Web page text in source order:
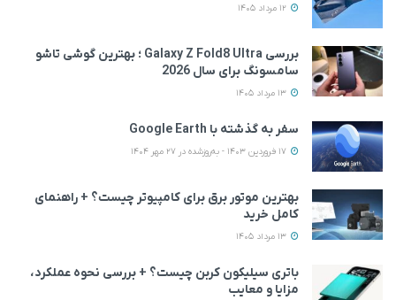
بررسی Galaxy Z Fold8 Ultra ؛ بهترین گوشی تاشو
سامسونگ برای سال 2026
سفر به گذشته با Google Earth
بهترین موتور برق برای کامپیوتر چیست؟ + راهنمای
کامل خرید
باتری سیلیکون کربن چیست؟ + بررسی نحوه عملکرد،
مزایا و معایب